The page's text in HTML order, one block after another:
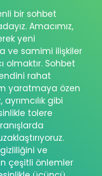
bir sohbet
Amacımız,
yeni
ve samimi ilişkiler
olmaktır. Sohbet
rahat
yaratmaya özen
gibi
tolere
gizliliğini ve
çeşitli önlemler